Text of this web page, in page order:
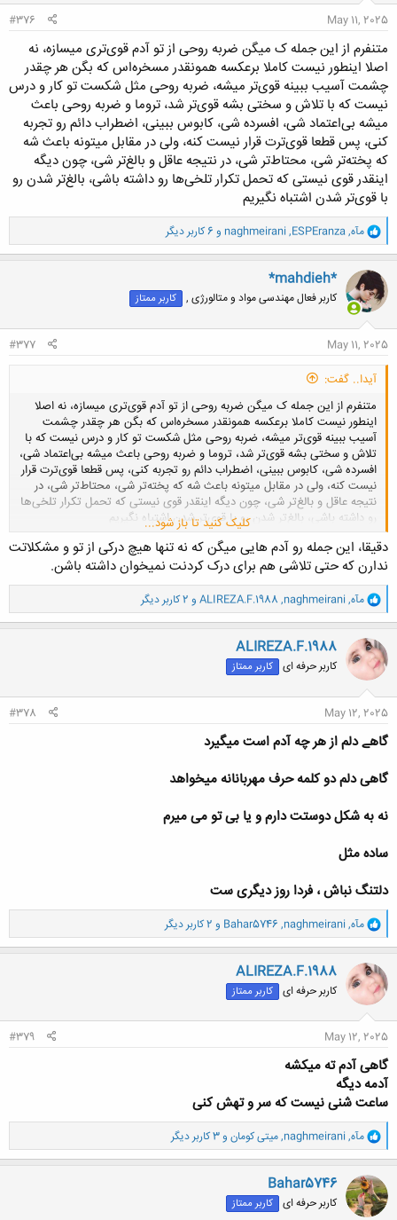
May 11, 2025
#376
متنفرم از این جمله ک میگن ضربه روحی از تو آدم قوی‌تری میسازه، نه
اصلا اینطور نیست کاملا برعکسه همونقدر مسخره‌اس که بگن هر چقدر
چشمت آسیب ببینه قوی‌تر میشه، ضربه روحی مثل شکست تو کار و درس
نیست که با تلاش و سختی بشه قوی‌‌تر شد، تروما و ضربه روحی باعث
میشه بی‌اعتماد شی، افسرده شی، کابوس ببینی، اضطراب دائم رو تجربه
کنی، پس قطعا قوی‌ترت قرار نیست کنه، ولی در مقابل میتونه باعث شه
که پخته‌تر شی، محتاط‌تر شی، در نتیجه عاقل و بالغ‌تر شی، چون دیگه
اینقدر قوی نیستی که تحمل تکرار تلخی‌ها رو داشته باشی، بالغ‌تر شدن رو
با قوی‌تر شدن اشتباه نگیریم
و
ا
ک
ن
ش
ه
ا
مآه,
ESPEranza
,
naghmeirani و 6 کاربر دیگر
*mahdieh*
کاربر فعال مهندسی مواد و متالورژی , کاربر ممتاز
May 11, 2025
#377
آیدا.. گفت:
متنفرم از این جمله ک میگن ضربه روحی از تو آدم قوی‌تری میسازه، نه اصلا
اینطور نیست کاملا برعکسه همونقدر مسخره‌اس که بگن هر چقدر چشمت
آسیب ببینه قوی‌تر میشه، ضربه روحی مثل شکست تو کار و درس نیست که با
تلاش و سختی بشه قوی‌‌تر شد، تروما و ضربه روحی باعث میشه بی‌اعتماد شی،
افسرده شی، کابوس ببینی، اضطراب دائم رو تجربه کنی، پس قطعا قوی‌ترت قرار
نیست کنه، ولی در مقابل میتونه باعث شه که پخته‌تر شی، محتاط‌تر شی، در
نتیجه عاقل و بالغ‌تر شی، چون دیگه اینقدر قوی نیستی که تحمل تکرار تلخی‌ها
رو داشته باشی، بالغ‌تر شدن رو با قوی‌تر شدن اشتباه نگیریم
کلیک کنید تا باز شود...
دقیقا، این جمله رو آدم هایی میگن که نه تنها هیچ درکی از تو و مشکلاتت
ندارن که حتی تلاشی هم برای درک کردنت نمیخوان داشته باشن.
و
ا
ک
ن
ش
ه
ا
مآه,
naghmeirani
,
ALIREZA.F.1988 و 2 کاربر دیگر
ALIREZA.F.1988
کاربر حرفه ای کاربر ممتاز
May 12, 2025
#378
گاهے دلم از هر چه آدم است میگیرد
گاهی دلم دو کلمه حرف مهربانانه میخواهد
نه به شکل دوستت دارم و یا بی تو می میرم
ساده مثل
دلتنگ نباش ، فردا روز دیگری ست
و
ا
ک
ن
ش
ه
ا
مآه,
naghmeirani
,
Bahar5746 و 2 کاربر دیگر
ALIREZA.F.1988
کاربر حرفه ای کاربر ممتاز
May 12, 2025
#379
گاهی آدم ته میکشه
آدمه دیگه
ساعت شنی نیست که سر و تهش کنی
و
ا
ک
ن
ش
ه
مآه,
naghmeirani
,میتی کومان و 3 کاربر دیگر
Bahar5746
کاربر حرفه ای کاربر ممتاز